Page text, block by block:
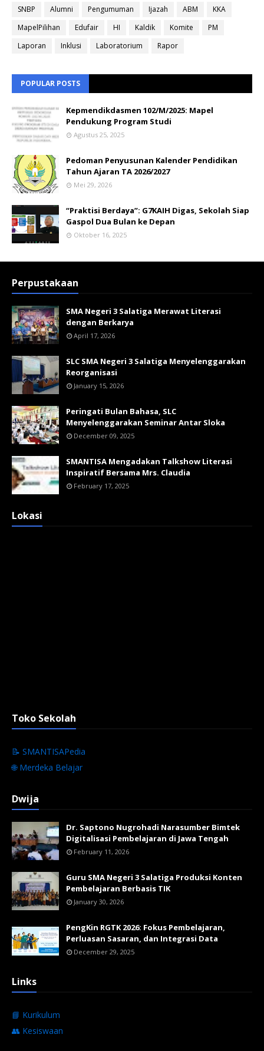
SNBP
Alumni Pengumuman Ijazah ABM
KKA
MapelPilihan
Edufair HI Kaldik Komite
PM
Laporan
Inklusi Laboratorium Rapor
POPULAR POSTS
Kepmendikdasmen 102/M/2025: Mapel
Pendukung Program Studi
Agustus 25, 2025
Pedoman Penyusunan Kalender Pendidikan
Tahun Ajaran TA 2026/2027
Mei 29, 2026
“Praktisi Berdaya”: G7KAIH Digas, Sekolah Siap
Gaspol Dua Bulan ke Depan
Oktober 16, 2025
Perpustakaan
SMA Negeri 3 Salatiga Merawat Literasi
dengan Berkarya
April 17, 2026
SLC SMA Negeri 3 Salatiga Menyelenggarakan
Reorganisasi
January 15, 2026
Peringati Bulan Bahasa, SLC
Menyelenggarakan Seminar Antar Sloka
December 09, 2025
SMANTISA Mengadakan Talkshow Literasi
Inspiratif Bersama Mrs. Claudia
February 17, 2025
Lokasi
Toko Sekolah
📝 SMANTISAPedia
🌐 Merdeka Belajar
Dwija
Dr. Saptono Nugrohadi Narasumber Bimtek
Digitalisasi Pembelajaran di Jawa Tengah
February 11, 2026
Guru SMA Negeri 3 Salatiga Produksi Konten
Pembelajaran Berbasis TIK
January 30, 2026
PengKin RGTK 2026: Fokus Pembelajaran,
Perluasan Sasaran, dan Integrasi Data
December 29, 2025
Links
📘 Kurikulum
👥 Kesiswaan